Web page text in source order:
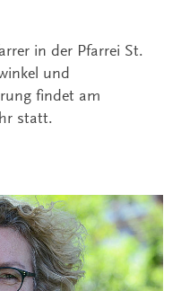
in der Pfarrei St.
und
findet am
statt.